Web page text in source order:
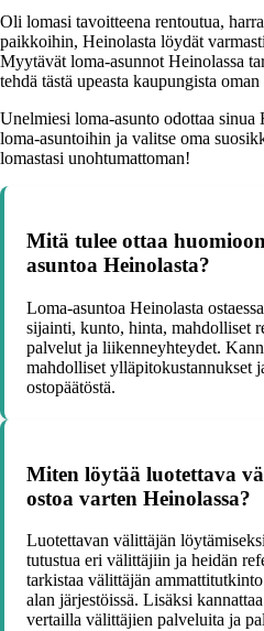
Oli lomasi tavoitteena rentoutua,
paikkoihin, Heinolasta löydät
Myytävät loma-asunnot Heinolassa
tehdä tästä upeasta kaupungista
Unelmiesi loma-asunto odottaa
loma-asuntoihin ja valitse oma
lomastasi unohtumattoman!
Mitä tulee ottaa
asuntoa Heinolasta?
Loma-asuntoa Heinolasta
sijainti, kunto, hinta, mahdolliset
palvelut ja liikenneyhteydet.
mahdolliset ylläpitokustannukset
ostopäätöstä.
Miten löytää luotettava
ostoa varten Heinolassa?
Luotettavan välittäjän
tutustua eri välittäjiin ja heidän
tarkistaa välittäjän
alan järjestöissä. Lisäksi
vertailla välittäjien palveluita ja